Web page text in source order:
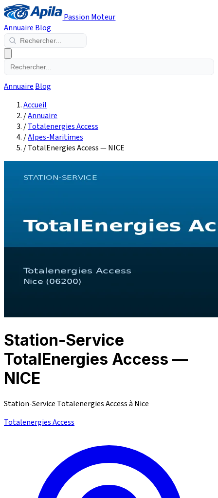
Passion Moteur
Annuaire Blog
Annuaire Blog
Accueil
/Annuaire
/Totalenergies Access
/Alpes-Maritimes
/TotalEnergies Access — NICE
Station-Service
TotalEnergies Access —
NICE
Station-Service Totalenergies Access à Nice
Totalenergies Access